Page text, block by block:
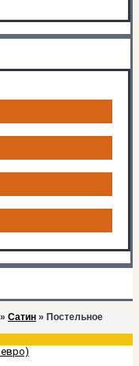
» Сатин » Постельное